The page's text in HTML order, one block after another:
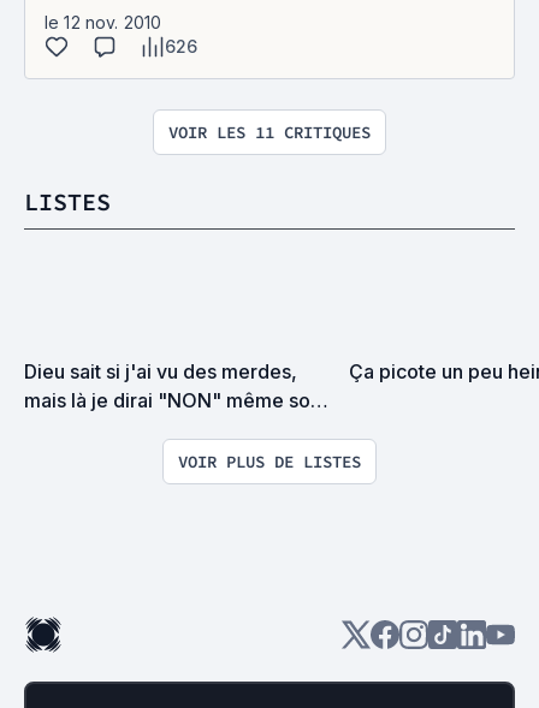
le 12 nov. 2010
626
VOIR LES 11 CRITIQUES
LISTES
Dieu sait si j'ai vu des merdes,
mais là je dirai "NON" même sous
Ça picote un peu
VOIR PLUS DE LISTES